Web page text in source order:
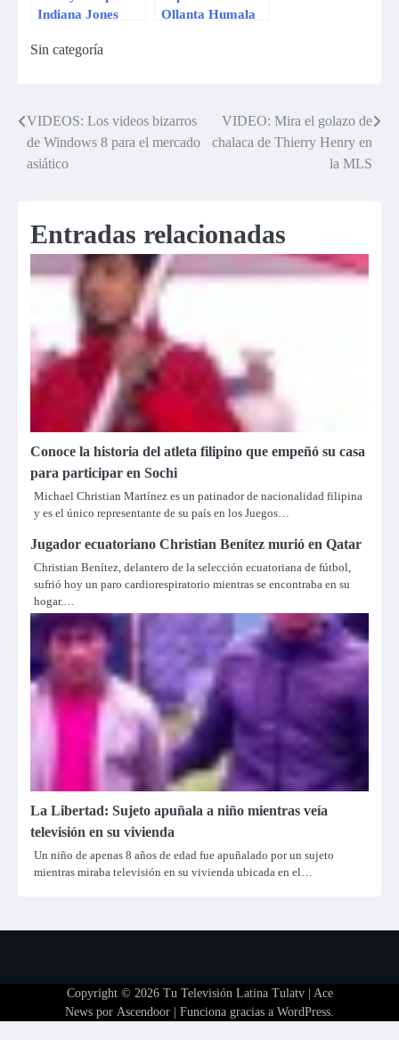
Indiana Jones
Ollanta Humala
Sin categoría
Navegación
de
VIDEOS: Los videos bizarros
de Windows 8 para el mercado
asiático
VIDEO: Mira el golazo de
chalaca de Thierry Henry en
la MLS
Entradas relacionadas
Conoce la historia del atleta filipino que empeñó su casa
para participar en Sochi
Michael Christian Martínez es un patinador de nacionalidad filipina
y es el único representante de su país en los Juegos…
Jugador ecuatoriano Christian Benítez murió en Qatar
Christian Benítez, delantero de la selección ecuatoriana de fútbol,
sufrió hoy un paro cardiorespiratorio mientras se encontraba en su
hogar.…
La Libertad: Sujeto apuñala a niño mientras veía
televisión en su vivienda
Un niño de apenas 8 años de edad fue apuñalado por un sujeto
mientras miraba televisión en su vivienda ubicada en el…
Copyright © 2026 Tu Televisión Latina Tulatv| Ace
News por Ascendoor | Funciona gracias a WordPress